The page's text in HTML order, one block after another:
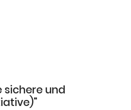
sichere und